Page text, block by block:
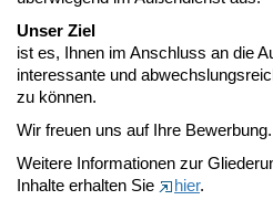
Unser Ziel
ist es, Ihnen im Anschluss an die
interessante und
zu können.
Wir freuen uns auf Ihre Bewerbung.
Weitere Informationen zur
Inhalte erhalten Sie
hier.